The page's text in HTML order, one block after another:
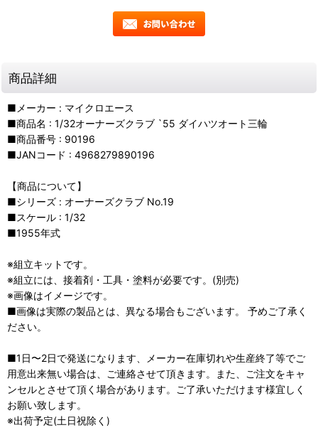
商品詳細
■メーカー : マイクロエース
■商品名 : 1/32オーナーズクラブ `55 ダイハツオート三輪
■商品番号 : 90196
■JANコード : 4968279890196
【商品について】
■シリーズ : オーナーズクラブ No.19
■スケール : 1/32
■1955年式
※組立キットです。
※組立には、接着剤・工具・塗料が必要です。(別売)
※画像はイメージです。
■画像は実際の製品とは、異なる場合もございます。 予めご了承く
ださい。
■1日〜2日で発送になります、メーカー在庫切れや生産終了等でご
用意出来無い場合は、ご連絡させて頂きます。また、ご注文をキャ
ンセルとさせて頂く場合があります。ご了承いただけます様宜しく
お願い致します。
※出荷予定(土日祝除く)